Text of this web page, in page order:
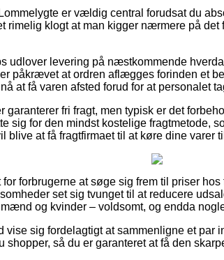
er vældig central forudsat du
rimelig klogt at man kigger nærmere på
udlover levering på næstkommende
påkrævet at ordren aflægges forinden et
at få varen afsted forud for at personalet
garanterer fri fragt, men typisk er det
sig for den mindst kostelige fragtmetode,
blive at få fragtfirmaet til at køre dine varer
forbrugerne at søge sig frem til priser
set sig tvunget til at reducere
og kvinder – voldsomt, og endda
vise sig fordelagtigt at sammenligne et par
shopper, så du er garanteret at få den